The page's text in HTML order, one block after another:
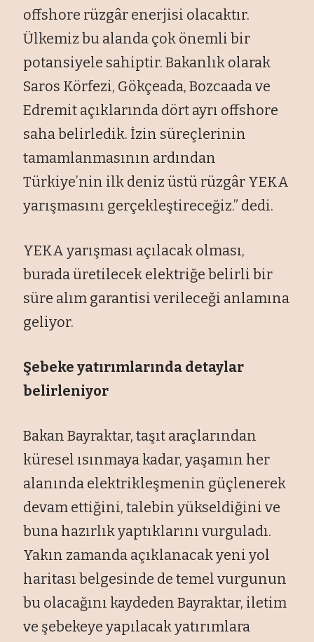
offshore rüzgâr enerjisi olacaktır.
Ülkemiz bu alanda çok önemli bir
potansiyele sahiptir. Bakanlık olarak
Saros Körfezi, Gökçeada, Bozcaada ve
Edremit açıklarında dört ayrı offshore
saha belirledik. İzin süreçlerinin
tamamlanmasının ardından
Türkiye’nin ilk deniz üstü rüzgâr YEKA
yarışmasını gerçekleştireceğiz.” dedi.
YEKA yarışması açılacak olması,
burada üretilecek elektriğe belirli bir
süre alım garantisi verileceği anlamına
geliyor.
Şebeke yatırımlarında detaylar
belirleniyor
Bakan Bayraktar, taşıt araçlarından
küresel ısınmaya kadar, yaşamın her
alanında elektrikleşmenin güçlenerek
devam ettiğini, talebin yükseldiğini ve
buna hazırlık yaptıklarını vurguladı.
Yakın zamanda açıklanacak yeni yol
haritası belgesinde de temel vurgunun
bu olacağını kaydeden Bayraktar, iletim
ve şebekeye yapılacak yatırımlara